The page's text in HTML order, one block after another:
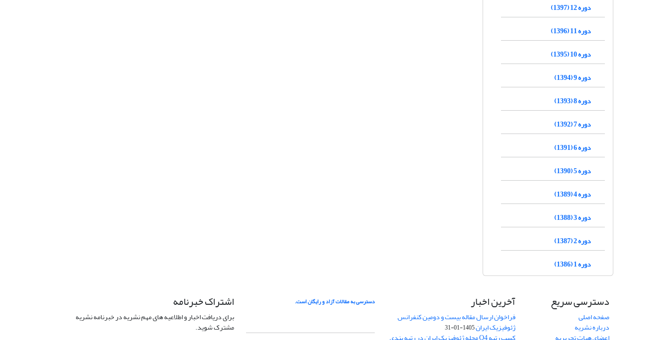
دوره 12 (1397)
دوره 11 (1396)
دوره 10 (1395)
دوره 9 (1394)
دوره 8 (1393)
دوره 7 (1392)
دوره 6 (1391)
دوره 5 (1390)
دوره 4 (1389)
دوره 3 (1388)
دوره 2 (1387)
دوره 1 (1386)
دسترسی سریع
صفحه اصلی
درباره نشریه
آخرین اخبار
فراخوان ارسال مقاله بیست و دومین کنفرانس
ژئوفیزیک ایران1405-01-31
دسترسی به مقالات آزاد و رایگان است. اشتراک خبرنامه
برای دریافت اخبار و اطلاعیه های مهم نشریه در خبرنامه نشریه
مشترک شوید.